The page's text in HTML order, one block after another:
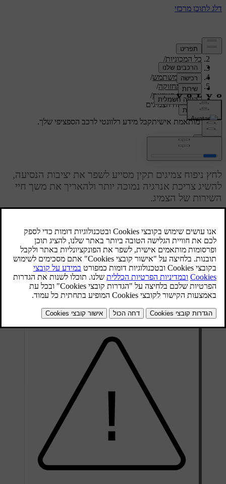
תמיכה/
כל המכוניות/
S60 2024
/
מדריך למשתמש/
טיפול ותחזוקה/
גלגלים וצמיגים/
לחץ ניפוח הצמיגים
תמיכה מותאמת אישיתקבל מידע רלוונטי לרכב הספציפי שלך.
לחץ ניפוח הצמיגים
לחץ ניפוח צמיגים תקין מסייע לשפר את יציבות הנסיעה,
להשיג צריכת אנרגיה נמוכה יותר ולהאריך את משך חיי
השירות של הצמיג.
הסביבה. כל אלה הן תופעות רגילות. אולם, אם תנהג כשקיים לחץ ניפוח
צמיגים שגוי, הצמיגים עלולים להגיע לחום יתר ולהינזק. לחץ ניפוח
הצמיגים משפיע על תכונות נוחות הנסיעה, רמות הרעש והתנהגות הכביש.
התרגל לבדוק את לחץ ניפוח הצמיגים מדי חודש ולפני נסיעות ארוכות
יותר. הקפד לוודא שאתה משתמש תמיד במד לחץ אמין. כדי לשמור את
הצמיגים במצב טוב, השתמש בלחץ ניפוח הצמיגים המומלץ לצמיגים